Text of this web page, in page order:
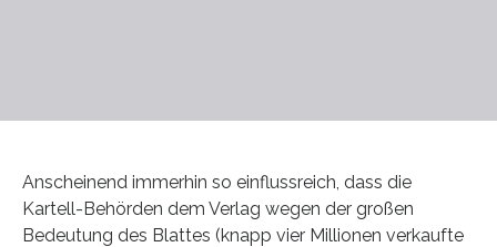
Anscheinend immerhin so einflussreich, dass die
Kartell-Behörden dem Verlag wegen der großen
Bedeutung des Blattes (knapp vier Millionen verkaufte